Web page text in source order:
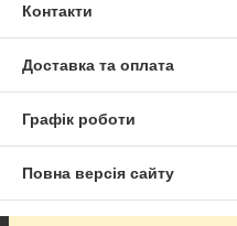
Контакти
Доставка та оплата
Графік роботи
Повна версія сайту